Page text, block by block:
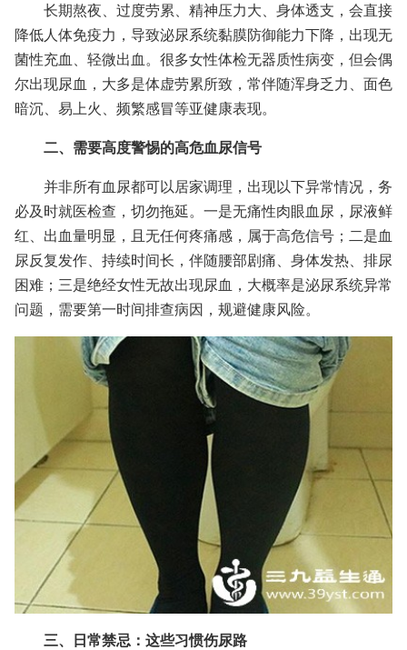
长期熬夜、过度劳累、精神压力大、身体透支，会直接
降低人体免疫力，导致泌尿系统黏膜防御能力下降，出现无
菌性充血、轻微出血。很多女性体检无器质性病变，但会偶
尔出现尿血，大多是体虚劳累所致，常伴随浑身乏力、面色
暗沉、易上火、频繁感冒等亚健康表现。
二、需要高度警惕的高危血尿信号
并非所有血尿都可以居家调理，出现以下异常情况，务
必及时就医检查，切勿拖延。一是无痛性肉眼血尿，尿液鲜
红、出血量明显，且无任何疼痛感，属于高危信号；二是血
尿反复发作、持续时间长，伴随腰部剧痛、身体发热、排尿
困难；三是绝经女性无故出现尿血，大概率是泌尿系统异常
问题，需要第一时间排查病因，规避健康风险。
三、日常禁忌：这些习惯伤尿路